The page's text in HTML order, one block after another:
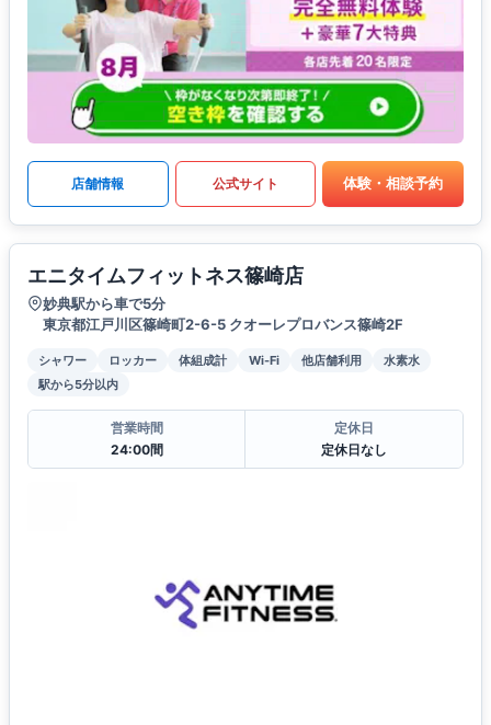
店舗情報 公式サイト 体験・相談予約
エニタイムフィットネス篠崎店
妙典駅から車で5分
東京都江戸川区篠崎町2-6-5 クオーレプロバンス篠崎2F
シャワー ロッカー 体組成計 Wi-Fi 他店舗利用
水素水
駅から5分以内
営業時間
24:00間
定休日
定休日なし